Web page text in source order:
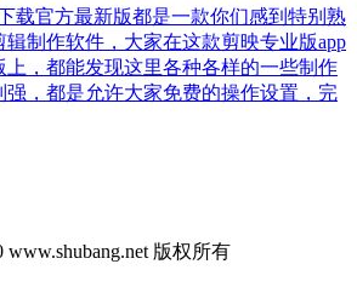
载官方最新版都是一款你们感到特别熟
制作软件，大家在这款剪映专业版app
上，都能发现这里各种各样的一些制作
强，都是允许大家免费的操作设置，完
www.shubang.net 版权所有